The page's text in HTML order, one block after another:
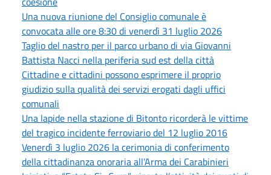
Una nuova riunione del Consiglio comunale è
convocata alle ore 8:30 di venerdì 31 luglio 2026
Taglio del nastro per il parco urbano di via Giovanni
Battista Nacci nella periferia sud est della città
Cittadine e cittadini possono esprimere il proprio
giudizio sulla qualità dei servizi erogati dagli uffici
comunali
Una lapide nella stazione di Bitonto ricorderà le vittime
del tragico incidente ferroviario del 12 luglio 2016
Venerdì 3 luglio 2026 la cerimonia di conferimento
della cittadinanza onoraria all’Arma dei Carabinieri